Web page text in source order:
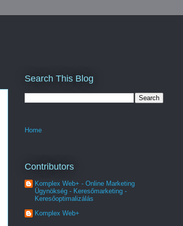
Search This Blog
Home
Contributors
Komplex Web+ - Online Marketing
Ügynökség - Keresőmarketing -
Keresőoptimalizálás
Komplex Web+